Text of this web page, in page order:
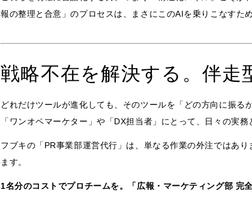
報の整理と合意」のプロセスは、まさにこのAIを乗りこなすた
戦略不在を解決する。伴走
どれだけツールが進化しても、そのツールを「どの方向に振
「ワンオペマーケター」や「DX担当者」にとって、日々の実
フブキの「PR事業部運営代行」は、単なる作業の外注ではあ
ます。
1名分のコストでプロチームを。「広報・マーケティング部 完全